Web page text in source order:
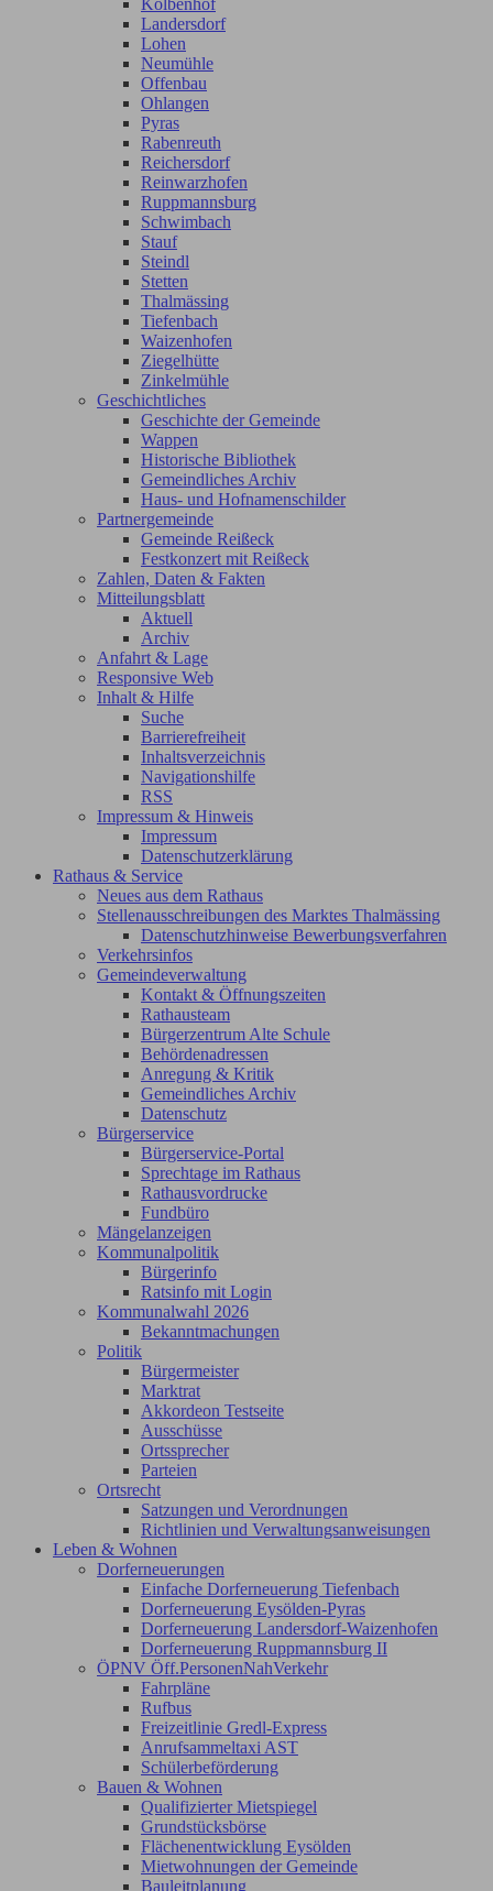
Kolbenhof
Landersdorf
Lohen
Neumühle
Offenbau
Ohlangen
Pyras
Rabenreuth
Reichersdorf
Reinwarzhofen
Ruppmannsburg
Schwimbach
Stauf
Steindl
Stetten
Thalmässing
Tiefenbach
Waizenhofen
Ziegelhütte
Zinkelmühle
Geschichtliches
Geschichte der Gemeinde
Wappen
Historische Bibliothek
Gemeindliches Archiv
Haus- und Hofnamenschilder
Partnergemeinde
Gemeinde Reißeck
Festkonzert mit Reißeck
Zahlen, Daten & Fakten
Mitteilungsblatt
Aktuell
Archiv
Anfahrt & Lage
Responsive Web
Inhalt & Hilfe
Suche
Barrierefreiheit
Inhaltsverzeichnis
Navigationshilfe
RSS
Impressum & Hinweis
Impressum
Datenschutzerklärung
Rathaus & Service
Neues aus dem Rathaus
Stellenausschreibungen des Marktes Thalmässing
Datenschutzhinweise Bewerbungsverfahren
Verkehrsinfos
Gemeindeverwaltung
Kontakt & Öffnungszeiten
Rathausteam
Bürgerzentrum Alte Schule
Behördenadressen
Anregung & Kritik
Gemeindliches Archiv
Datenschutz
Bürgerservice
Bürgerservice-Portal
Sprechtage im Rathaus
Rathausvordrucke
Fundbüro
Mängelanzeigen
Kommunalpolitik
Bürgerinfo
Ratsinfo mit Login
Kommunalwahl 2026
Bekanntmachungen
Politik
Bürgermeister
Marktrat
Akkordeon Testseite
Ausschüsse
Ortssprecher
Parteien
Ortsrecht
Satzungen und Verordnungen
Richtlinien und Verwaltungsanweisungen
Leben & Wohnen
Dorferneuerungen
Einfache Dorferneuerung Tiefenbach
Dorferneuerung Eysölden-Pyras
Dorferneuerung Landersdorf-Waizenhofen
Dorferneuerung Ruppmannsburg II
ÖPNV Öff.PersonenNahVerkehr
Fahrpläne
Rufbus
Freizeitlinie Gredl-Express
Anrufsammeltaxi AST
Schülerbeförderung
Bauen & Wohnen
Qualifizierter Mietspiegel
Grundstücksbörse
Flächenentwicklung Eysölden
Mietwohnungen der Gemeinde
Bauleitplanung